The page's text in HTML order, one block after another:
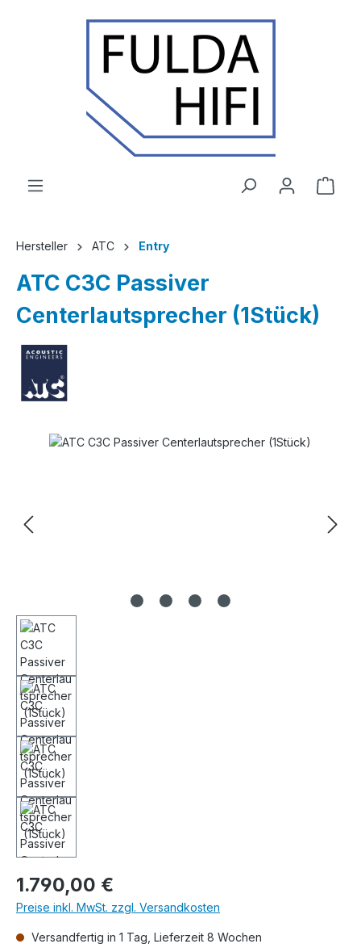
Zum Hauptinhalt springen
Hersteller ATC Entry
ATC C3C Passiver
Centerlautsprecher (1Stück)
Bildergalerie überspringen
Regulärer Preis:
1.790,00 €
Preise inkl. MwSt. zzgl. Versandkosten
Versandfertig in 1 Tag, Lieferzeit 8 Wochen